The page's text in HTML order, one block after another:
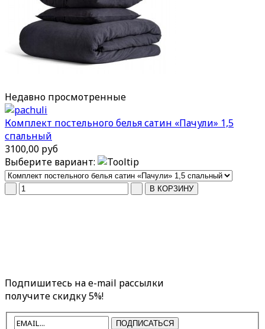
Недавно просмотренные
Комплект постельного белья сатин «Пачули» 1,5
спальный
3100,00 руб
Выберите вариант:
Подпишитесь на e-mail рассылки
получите скидку 5%!
ПОДПИСАТЬСЯ